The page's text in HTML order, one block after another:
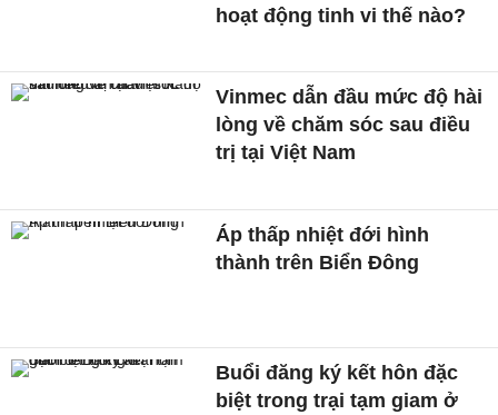
hoạt động tinh vi thế nào?
Vinmec dẫn đầu mức độ hài
lòng về chăm sóc sau điều
trị tại Việt Nam
Áp thấp nhiệt đới hình
thành trên Biển Đông
Buổi đăng ký kết hôn đặc
biệt trong trại tạm giam ở